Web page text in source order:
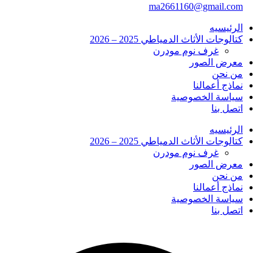
ma2661160@gmail.com
الرئيسيه
كتالوجات الأثاث الدمياطي 2025 – 2026
غرف نوم مودرن
معرض الصور
من نحن
نماذج أعمالنا
سياسة الخصوصية
اتصل بنا
الرئيسيه
كتالوجات الأثاث الدمياطي 2025 – 2026
غرف نوم مودرن
معرض الصور
من نحن
نماذج أعمالنا
سياسة الخصوصية
اتصل بنا